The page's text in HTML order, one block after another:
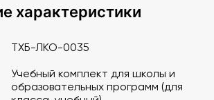
– 1 шт.
1 шт
микропрепарат – 1 шт.
характеристики
ТХБ-ЛКО-0035
Учебный комплект для школы и
образовательных программ (для